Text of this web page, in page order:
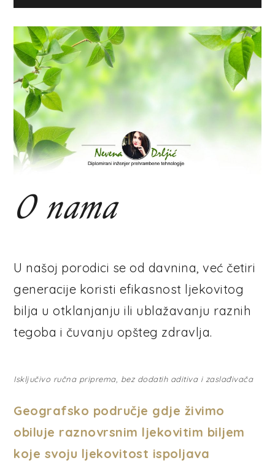
O nama
U našoj porodici se od davnina, već četiri
generacije koristi efikasnost ljekovitog
bilja u otklanjanju ili ublažavanju raznih
tegoba i čuvanju opšteg zdravlja.
Isključivo ručna priprema, bez dodatih aditiva i zaslađivača
Geografsko područje gdje živimo
obiluje raznovrsnim ljekovitim biljem
koje svoju ljekovitost ispoljava